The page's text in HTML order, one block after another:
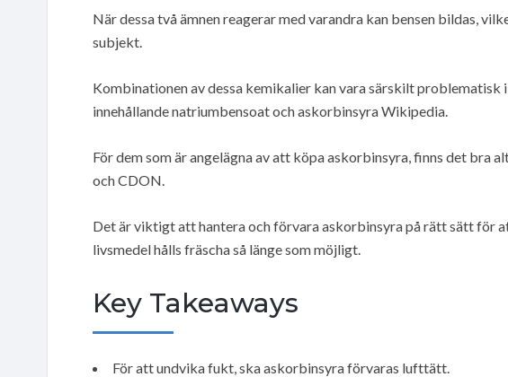
När dessa två ämnen reagerar med varandra kan bensen bildas,
subjekt.
Kombinationen av dessa kemikalier kan vara särskilt problematisk
innehållande natriumbensoat och askorbinsyra Wikipedia.
För dem som är angelägna av att köpa askorbinsyra, finns det
och CDON.
Det är viktigt att hantera och förvara askorbinsyra på rätt sätt för
livsmedel hålls fräscha så länge som möjligt.
Key Takeaways
För att undvika fukt, ska askorbinsyra förvaras lufttätt.